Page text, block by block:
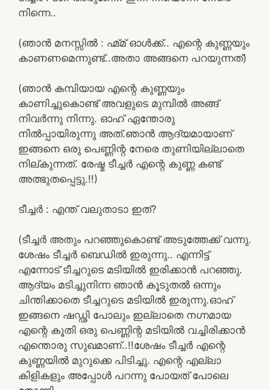
നിന്നെ..
(ഞാൻ മനസ്സിൽ : ഹ്മ്മ് ഓൾക്ക്.. എന്റെ കുണ്ണയും
കാണണമെന്നുണ്ട്..അതാ അങ്ങനെ പറയുന്നത്)
(ഞാൻ കമ്പിയായ എന്റെ കുണ്ണയും
കാണിച്ചുകൊണ്ട് അവളുടെ മുമ്പിൽ അങ്ങ്
നിവർന്നു നിന്നു. ഓഹ് ഏന്തോരു
നിൽപ്പായിരുന്നു അത്.ഞാൻ ആദ്യമായാണ്
ഇങ്ങനെ ഒരു പെണ്ണിന്റ നേരെ തുണിയില്ലാതെ
നില്കുന്നത്. രേഷ്മ ടീച്ചർ എന്റെ കുണ്ണ കണ്ട്
അത്ഭുതപ്പെട്ടു.!!)
ടീച്ചർ : എന്ത് വലുതാടാ ഇത്?
(ടീച്ചർ അതും പറഞ്ഞുകൊണ്ട് അടുത്തേക്ക് വന്നു.
ശേഷം ടീച്ചർ ബെഡിൽ ഇരുന്നു.. എന്നിട്ട്
എന്നോട് ടീച്ചറുടെ മടിയിൽ ഇരിക്കാൻ പറഞ്ഞു.
ആദ്യം മടിച്ചുനിന്ന ഞാൻ കൂടുതൽ ഒന്നും
ചിന്തിക്കാതെ ടീച്ചറുടെ മടിയിൽ ഇരുന്നു.ഓഹ്
ഇങ്ങനെ ഷഡ്ഢി പോലും ഇല്ലാതെ നഗ്നമായ
എന്റെ കൂതി ഒരു പെണ്ണിന്റ മടിയിൽ വച്ചിരിക്കാൻ
എന്തൊരു സുഖമാണ്..!!ശേഷം ടീച്ചർ എന്റെ
കുണ്ണയിൽ മുറുക്കെ പിടിച്ചു. എന്റെ എല്ലാ
കിളികളും അപ്പോൾ പറന്നു പോയത് പോലെ